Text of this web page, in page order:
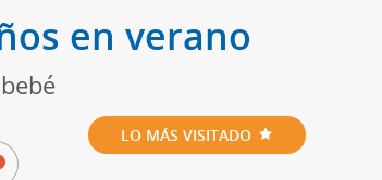
en verano
LO MÁS VISITADO